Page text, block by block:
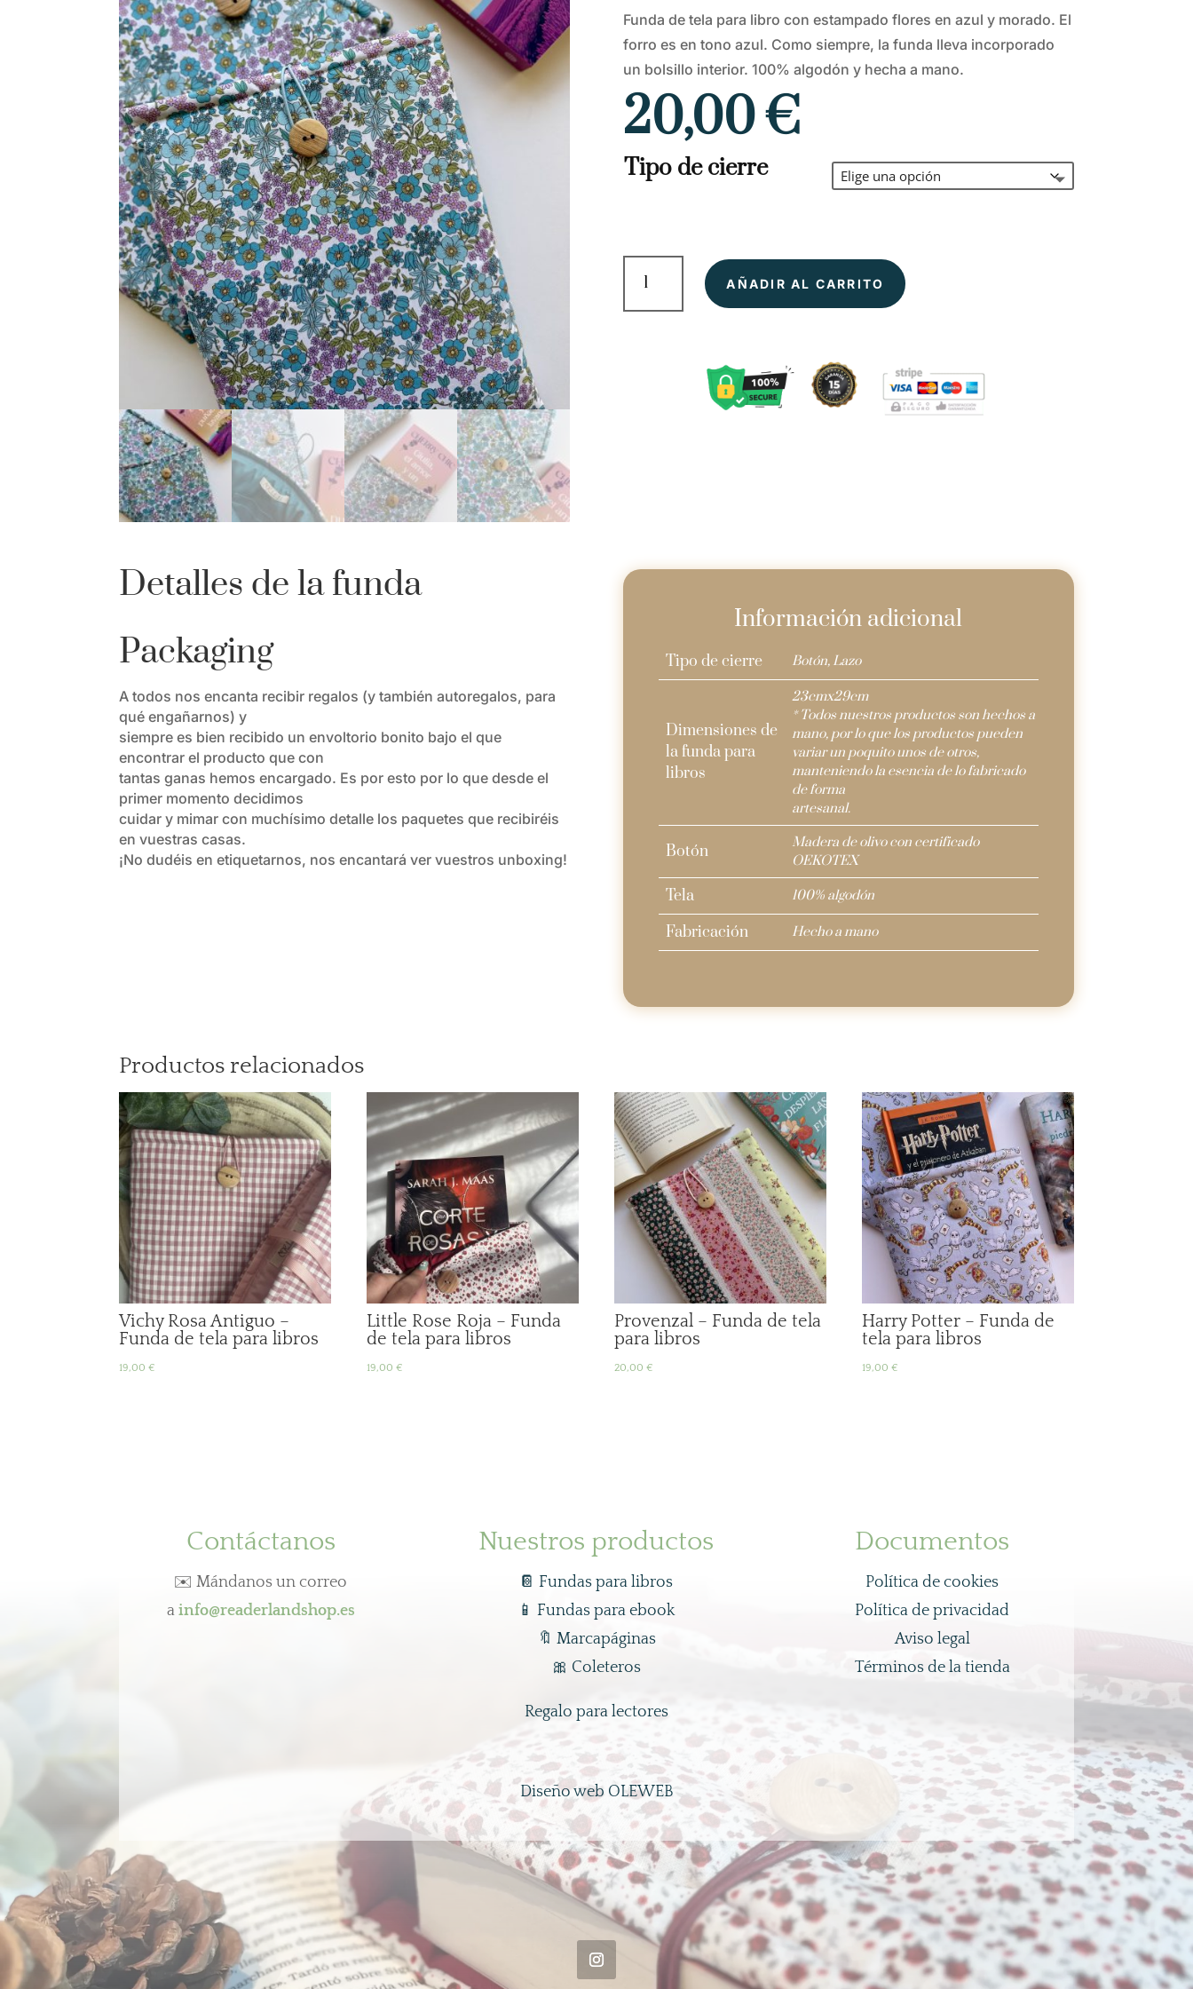
Funda de tela para libro con estampado flores en azul y morado. El
forro es en tono azul. Como siempre, la funda lleva incorporado
un bolsillo interior. 100% algodón y hecha a mano.
20,00€
Tipo de cierre
Elodie
Funda
cantidad
AÑADIR AL CARRITO
Detalles de la funda
Packaging
A todos nos encanta recibir regalos (y también autoregalos, para
qué engañarnos) y
siempre es bien recibido un envoltorio bonito bajo el que
encontrar el producto que con
tantas ganas hemos encargado. Es por esto por lo que desde el
primer momento decidimos
cuidar y mimar con muchísimo detalle los paquetes que recibiréis
en vuestras casas.
¡No dudéis en etiquetarnos, nos encantará ver vuestros unboxing!
Información adicional
Tipo de cierre Botón, Lazo
Dimensiones de
la funda para
libros
23cmx29cm
* Todos nuestros productos son hechos a
mano, por lo que los productos pueden
variar un poquito unos de otros,
manteniendo la esencia de lo fabricado
de forma
artesanal.
Botón
Madera de olivo con certificado
OEKOTEX
Tela 100% algodón
Fabricación Hecho a mano
Productos relacionados
Vichy Rosa Antiguo –
Funda de tela para libros
19,00€
Little Rose Roja – Funda
de tela para libros
19,00€
Provenzal – Funda de tela
para libros
20,00€
Harry Potter – Funda de
tela para libros
19,00€
Contáctanos
✉️ Mándanos un correo
a info@readerlandshop.es
Nuestros productos
📔 Fundas para libros
📱Fundas para ebook
🔖 Marcapáginas
🎀 Coleteros
Regalo para lectores
Documentos
Política de cookies
Política de privacidad
Aviso legal
Términos de la tienda
Diseño web OLEWEB